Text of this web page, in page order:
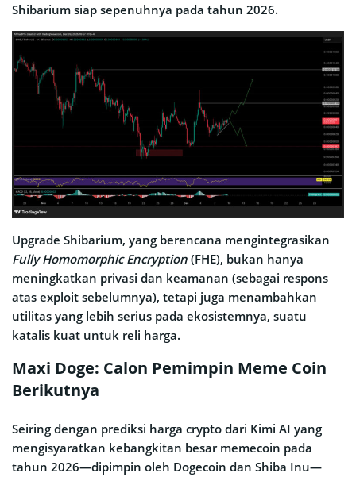
Shibarium siap sepenuhnya pada tahun 2026.
Upgrade Shibarium, yang berencana mengintegrasikan
Fully Homomorphic Encryption (FHE), bukan hanya
meningkatkan privasi dan keamanan (sebagai respons
atas exploit sebelumnya), tetapi juga menambahkan
utilitas yang lebih serius pada ekosistemnya, suatu
katalis kuat untuk reli harga.
Maxi Doge: Calon Pemimpin Meme Coin
Berikutnya
Seiring dengan prediksi harga crypto dari Kimi AI yang
mengisyaratkan kebangkitan besar memecoin pada
tahun 2026—dipimpin oleh Dogecoin dan Shiba Inu—